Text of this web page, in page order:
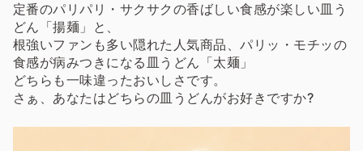
定番のパリパリ・サクサクの香ばしい食感が楽しい皿う
どん「揚麺」と、
根強いファンも多い隠れた人気商品、パリッ・モチッの
食感が病みつきになる皿うどん「太麺」
どちらも一味違ったおいしさです。
さぁ、あなたはどちらの皿うどんがお好きですか?